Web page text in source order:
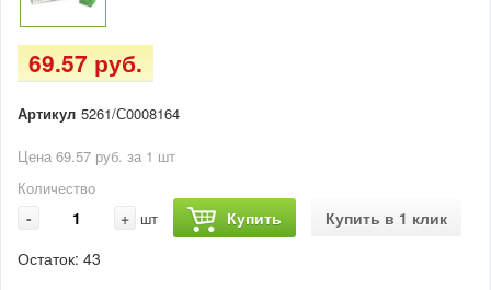
69.57 руб.
Артикул 5261/С0008164
Цена 69.57 руб. за 1 шт
Количество
- + шт Купить
Купить в 1 клик
Остаток: 43